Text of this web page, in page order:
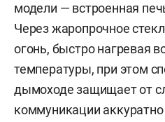
модели — встроенная
Через жаропрочное
огонь, быстро нагревая
температуры, при этом
дымоходе защищает от
коммуникации